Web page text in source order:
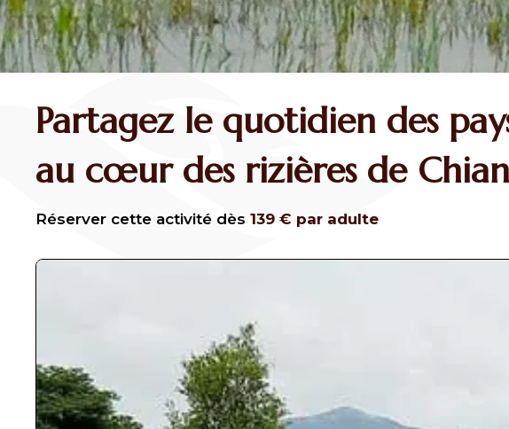
Partagez le quotidien des
au cœur des rizières de
Réserver cette activité dès139 € par adulte